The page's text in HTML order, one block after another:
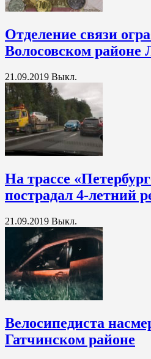
Отделение связи
Волосовском районе
21.09.2019 Выкл.
На трассе
пострадал 4-летний
21.09.2019 Выкл.
Велосипедиста
Гатчинском районе